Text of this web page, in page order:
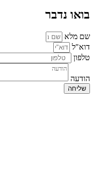
בואו נדבר
שם מלא
דוא"ל
טלפון
הודעה
שליחה